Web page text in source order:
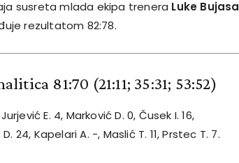
susreta mlada ekipa trenera Luke Bujasa
rezultatom 82:78.
81:70 (21:11; 35:31; 53:52)
E. 4, Marković D. 0, Čusek I. 16,
24, Kapelari A. -, Maslić T. 11, Prstec T. 7.